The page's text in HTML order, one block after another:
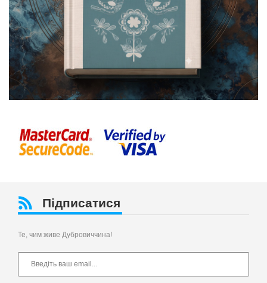
Підписатися
Те, чим живе Дубровиччина!